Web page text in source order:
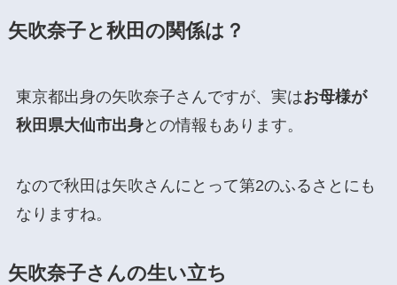
矢吹奈子と秋田の関係は？
東京都出身の矢吹奈子さんですが、実はお母様が
秋田県大仙市出身との情報もあります。
なので秋田は矢吹さんにとって第2のふるさとにも
なりますね。
矢吹奈子さんの生い立ち